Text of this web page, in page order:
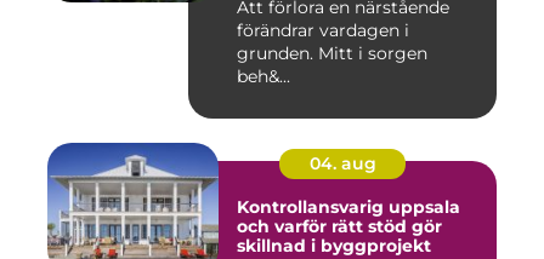
Att förlora en närstående
förändrar vardagen i
grunden. Mitt i sorgen
beh&...
04. aug
Kontrollansvarig uppsala
och varför rätt stöd gör
skillnad i byggprojekt